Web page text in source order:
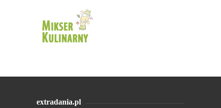
extradania.pl